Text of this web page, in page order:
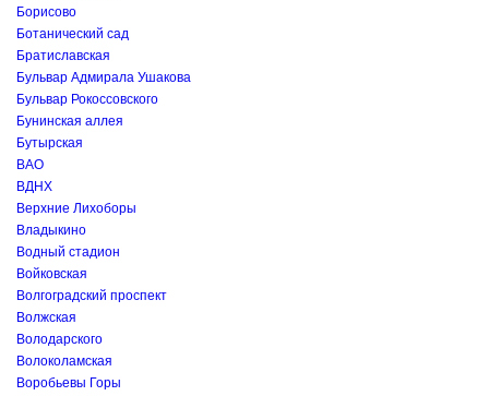
Борисово
Ботанический сад
Братиславская
Бульвар Адмирала Ушакова
Бульвар Рокоссовского
Бунинская аллея
Бутырская
ВАО
ВДНХ
Верхние Лихоборы
Владыкино
Водный стадион
Войковская
Волгоградский проспект
Волжская
Володарского
Волоколамская
Воробьевы Горы